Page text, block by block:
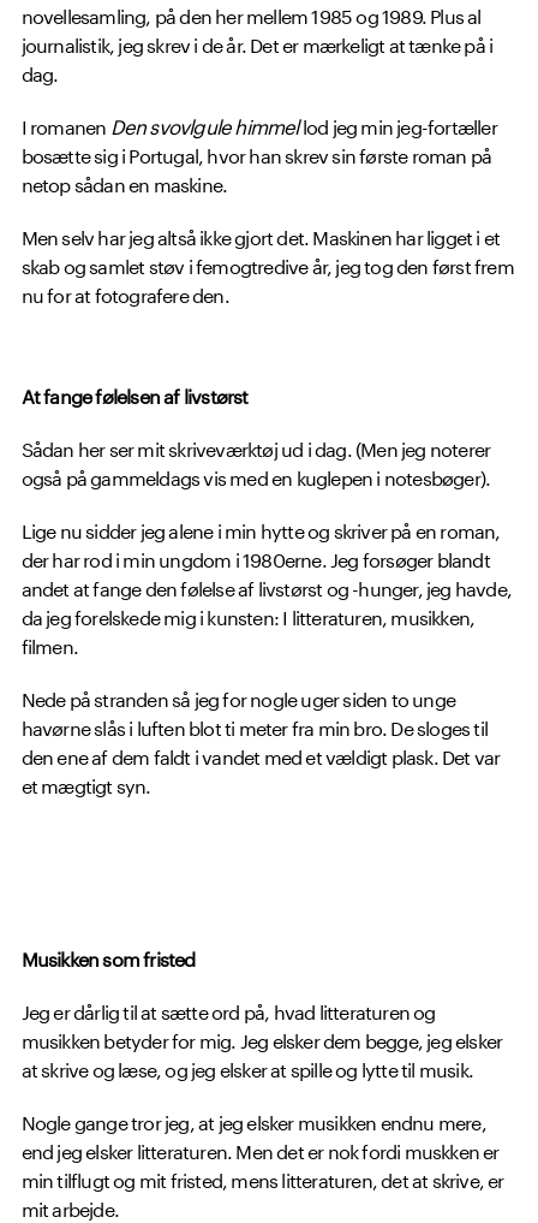
novellesamling, på den her mellem 1985 og 1989. Plus al
journalistik, jeg skrev i de år. Det er mærkeligt at tænke på i
dag.
I romanen Den svovlgule himmellod jeg min jeg-fortæller
bosætte sig i Portugal, hvor han skrev sin første roman på
netop sådan en maskine.
Men selv har jeg altså ikke gjort det. Maskinen har ligget i et
skab og samlet støv i femogtredive år, jeg tog den først frem
nu for at fotografere den.
At fange følelsen af livstørst
Sådan her ser mit skriveværktøj ud i dag. (Men jeg noterer
også på gammeldags vis med en kuglepen i notesbøger).
Lige nu sidder jeg alene i min hytte og skriver på en roman,
der har rod i min ungdom i 1980erne. Jeg forsøger blandt
andet at fange den følelse af livstørst og -hunger, jeg havde,
da jeg forelskede mig i kunsten: I litteraturen, musikken,
filmen.
Nede på stranden så jeg for nogle uger siden to unge
havørne slås i luften blot ti meter fra min bro. De sloges til
den ene af dem faldt i vandet med et vældigt plask. Det var
et mægtigt syn.
Musikken som fristed
Jeg er dårlig til at sætte ord på, hvad litteraturen og
musikken betyder for mig. Jeg elsker dem begge, jeg elsker
at skrive og læse, og jeg elsker at spille og lytte til musik.
Nogle gange tror jeg, at jeg elsker musikken endnu mere,
end jeg elsker litteraturen. Men det er nok fordi muskken er
min tilflugt og mit fristed, mens litteraturen, det at skrive, er
mit arbejde.